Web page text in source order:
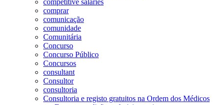
comprar
comunicação
comunidade
Comunitária
Concurso
Concurso Público
Concursos
consultant
Consultor
consultoria
Consultoria e registo gratuitos na Ordem dos Médicos